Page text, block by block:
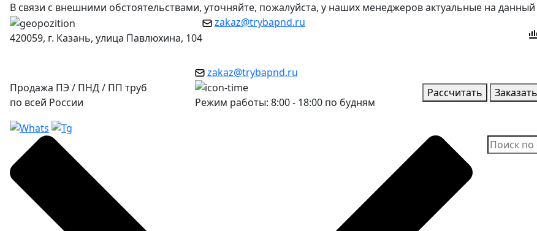
В связи с внешними обстоятельствами, уточняйте, пожалуйста, у наших менеджеров актуальные на
420059, г. Казань, улица Павлюхина, 104
zakaz@trybapnd.ru
Продажа ПЭ / ПНД / ПП труб
по всей России
zakaz@trybapnd.ru
Режим работы: 8:00 - 18:00 по будням
Рассчитать